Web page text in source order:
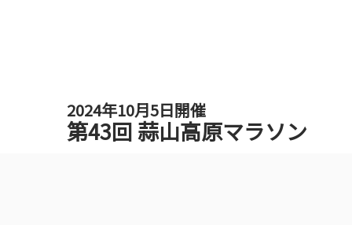
2024年10月5日開催
第43回 蒜山高原マラソン